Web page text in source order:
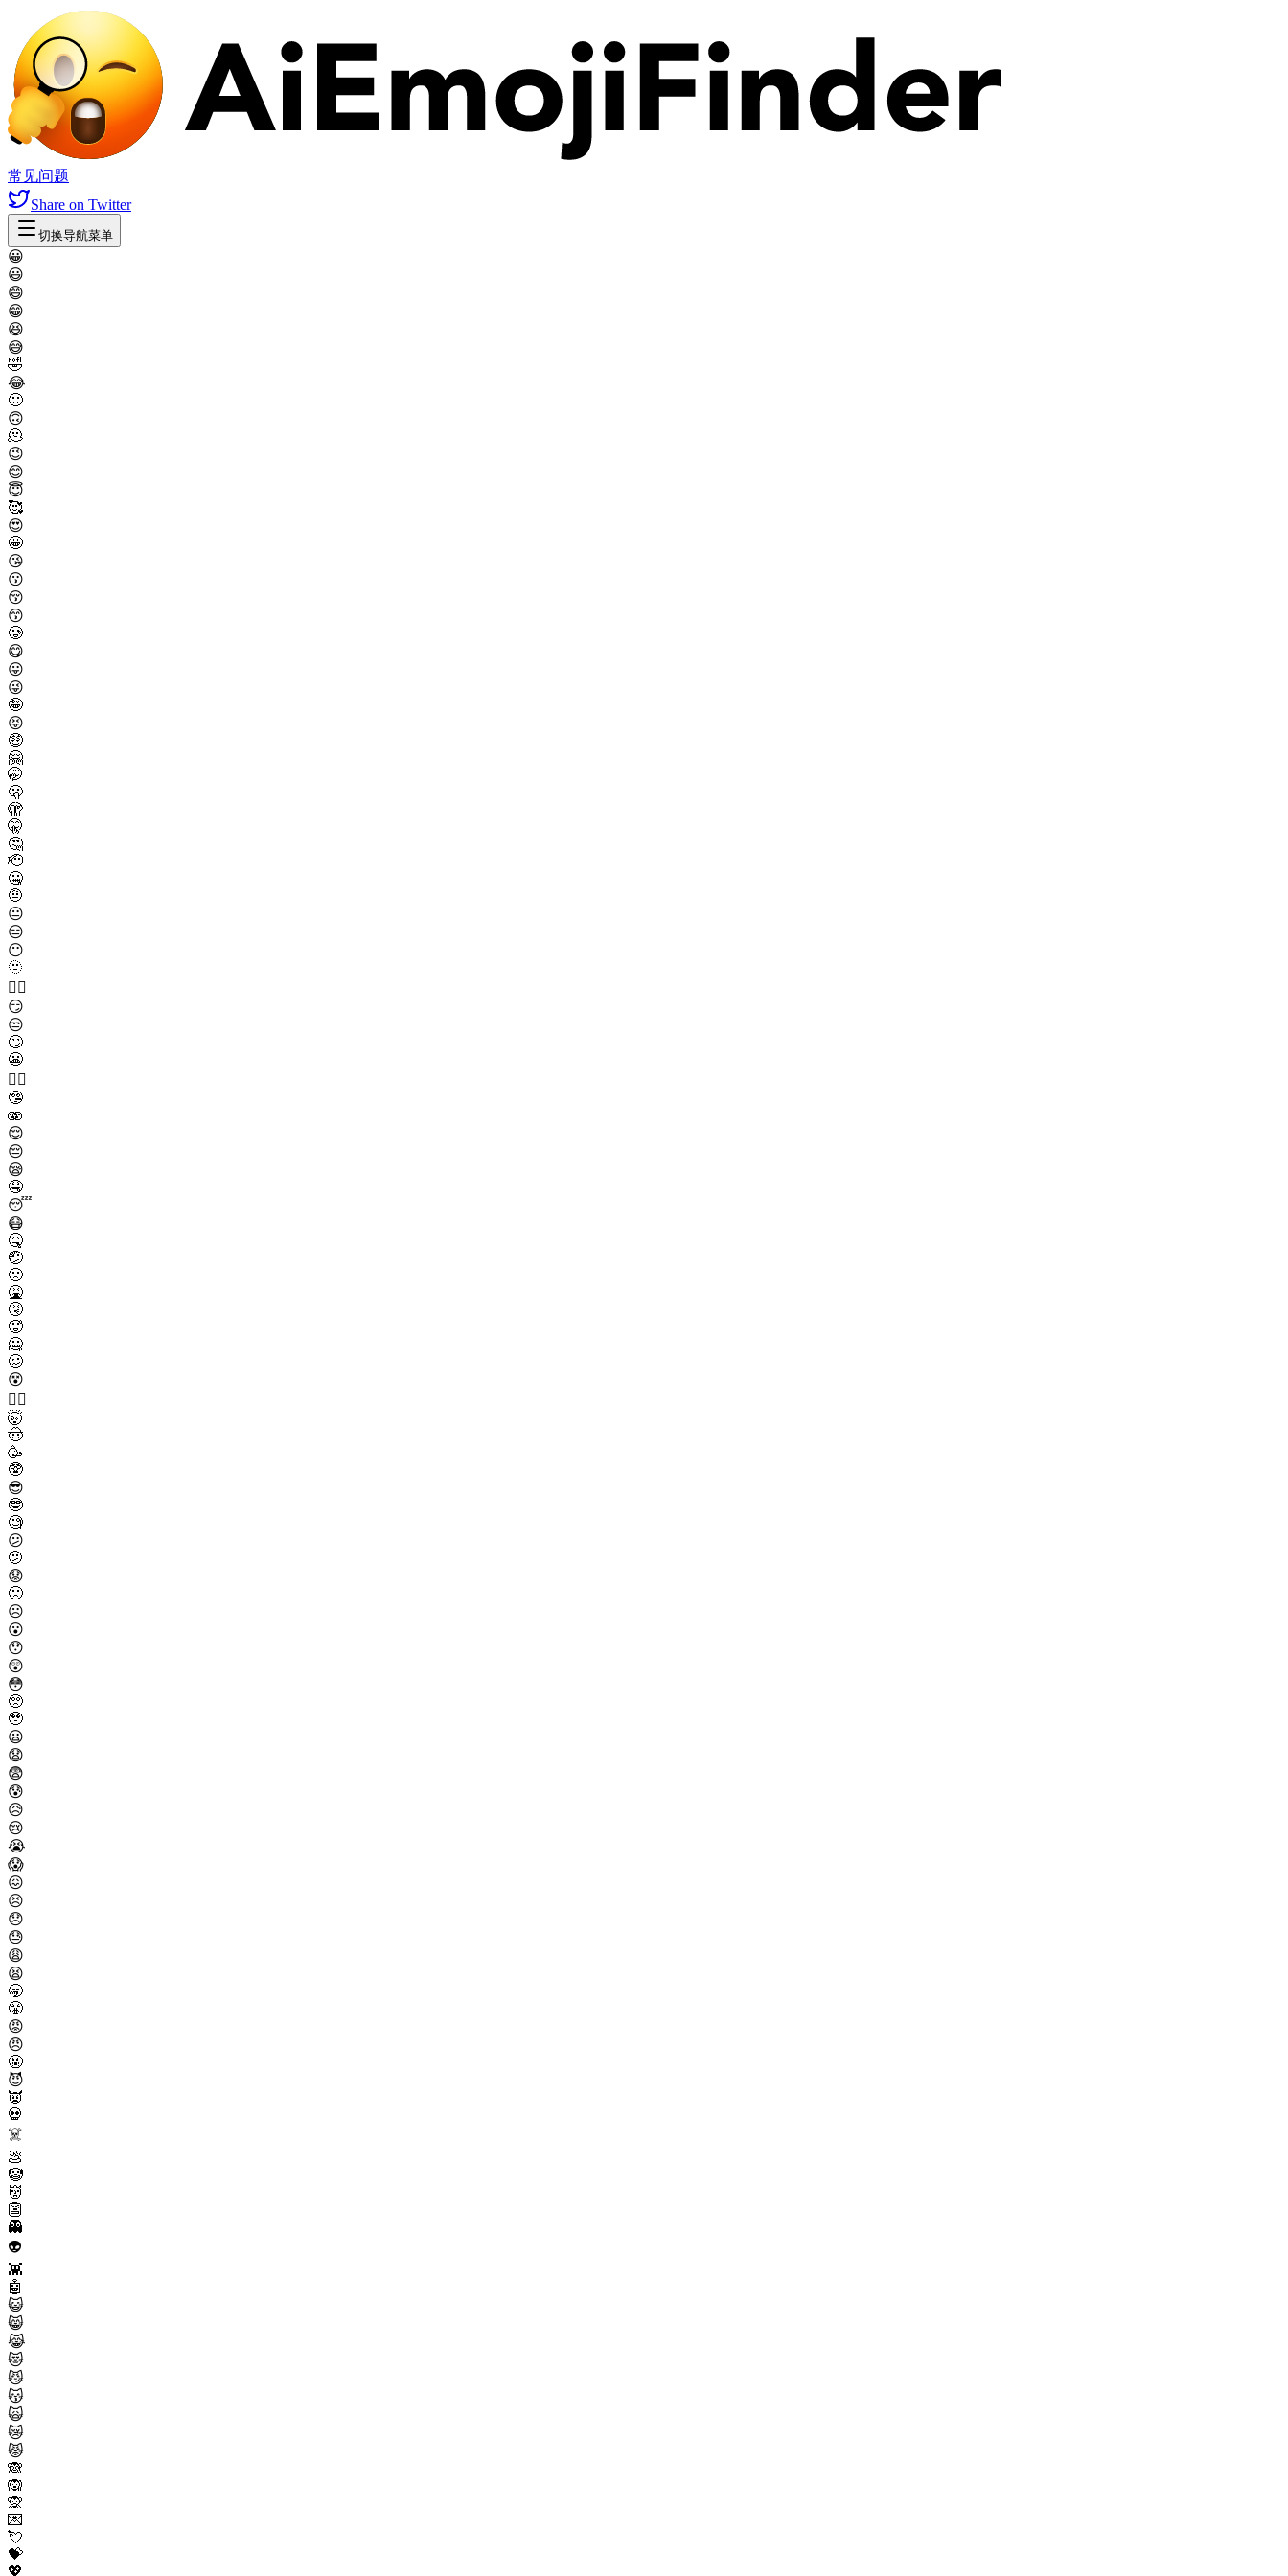
常见问题
Share on Twitter
切换导航菜单
😀
😃
😄
😁
😆
😅
🤣
😂
🙂
🙃
🫠
😉
😊
😇
🥰
😍
🤩
😘
😗
😚
😙
🥲
😋
😛
😜
🤪
😝
🤑
🤗
🤭
🫢
🫣
🤫
🤔
🫡
🤐
🤨
😐
😑
😶
🫥
😶‍🌫️
😏
😒
🙄
😬
😮‍💨
🤥
🫨
😌
😔
😪
🤤
😴
😷
🤒
🤕
🤢
🤮
🤧
🥵
🥶
🥴
😵
😵‍💫
🤯
🤠
🥳
🥸
😎
🤓
🧐
😕
🫤
😟
🙁
☹️
😮
😯
😲
😳
🥺
🥹
😦
😧
😨
😰
😥
😢
😭
😱
😖
😣
😞
😓
😩
😫
🥱
😤
😡
😠
🤬
😈
👿
💀
☠️
💩
🤡
👹
👺
👻
👽
👾
🤖
😺
😸
😹
😻
😼
😽
🙀
😿
😾
🙈
🙉
🙊
💌
💘
💝
💖